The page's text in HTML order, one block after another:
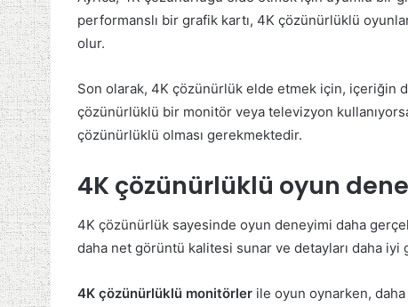
performanslı bir grafik kartı, 4K çözünürlüklü
olur.
Son olarak, 4K çözünürlük elde etmek için, içeriğin
çözünürlüklü bir monitör veya televizyon
çözünürlüklü olması gerekmektedir.
4K çözünürlüklü oyun
4K çözünürlük sayesinde oyun deneyimi daha
daha net görüntü kalitesi sunar ve detayları daha iyi
4K çözünürlüklü monitörler ile oyun oynarken,